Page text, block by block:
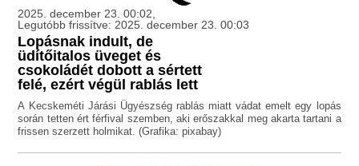
2025. december 23. 00:02,
Legutóbb frissítve: 2025. december 23. 00:03
Lopásnak indult, de
üdítőitalos üveget és
csokoládét dobott a sértett
felé, ezért végül rablás lett
A Kecskeméti Járási Ügyészség rablás miatt vádat emelt egy lopás
során tetten ért férfival szemben, aki erőszakkal meg akarta tartani a
frissen szerzett holmikat. (Grafika: pixabay)